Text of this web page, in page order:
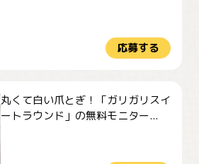
応募する
丸くて白い爪とぎ！「ガリガリスイ
ートラウンド」の無料モニター...